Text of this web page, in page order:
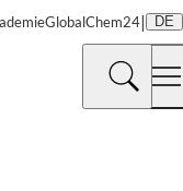
GlobalChem24| DE